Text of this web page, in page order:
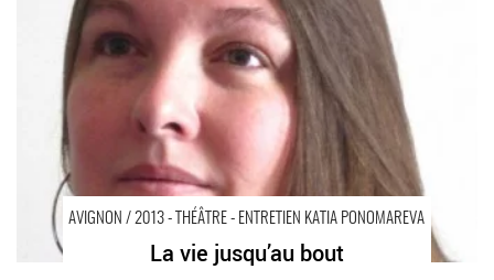
AVIGNON / 2013 - THÉÂTRE - ENTRETIEN KATIA PONOMAREVA
La vie jusqu’au bout